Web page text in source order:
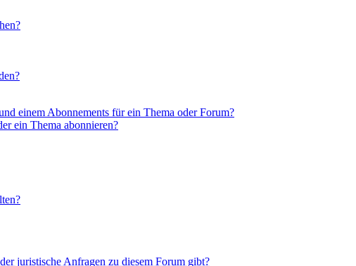
einem Abonnements für ein Thema oder Forum?
ein Thema abonnieren?
juristische Anfragen zu diesem Forum gibt?